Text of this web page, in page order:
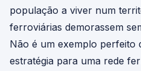
população a viver num
ferroviárias demorassem
Não é um exemplo perfeito
estratégia para uma rede